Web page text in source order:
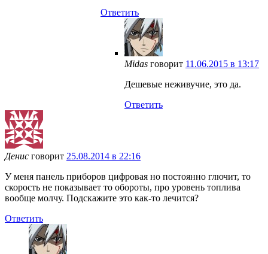
Ответить
Midas говорит 11.06.2015 в 13:17
Дешевые неживучие, это да.
Ответить
Денис говорит 25.08.2014 в 22:16
У меня панель приборов цифровая но постоянно глючит, то
скорость не показывает то обороты, про уровень топлива
вообще молчу. Подскажите это как-то лечится?
Ответить